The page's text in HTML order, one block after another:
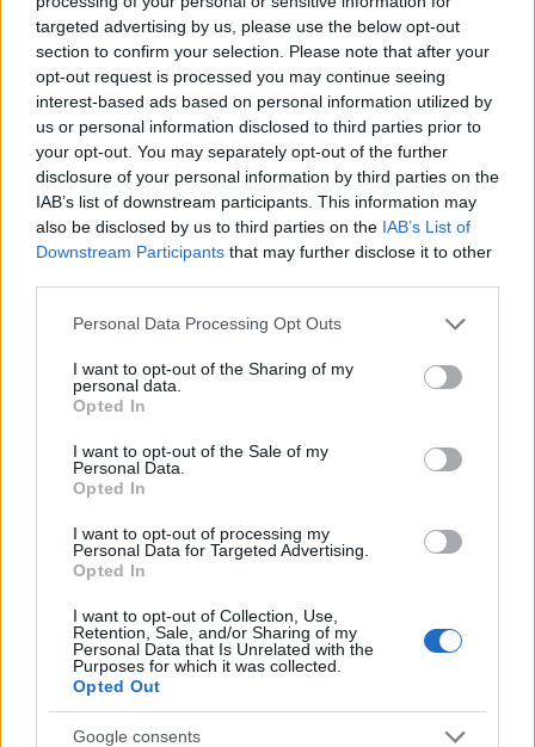
targeted advertising by us, please use the below opt-out
section to confirm your selection. Please note that after your
opt-out request is processed you may continue seeing
interest-based ads based on personal information utilized by
us or personal information disclosed to third parties prior to
your opt-out. You may separately opt-out of the further
disclosure of your personal information by third parties on the
IAB’s list of downstream participants. This information may
also be disclosed by us to third parties on the IAB’s List of
Downstream Participants that may further disclose it to other
Please note that this website/app uses one or more Google
not limited to your visit or usage behaviour. You may click to
grant or deny consent to Google and its third-party tags to
use your data for below specified purposes in below Google
consent section.
Personal Data Processing Opt Outs
I want to opt-out of the Sharing of my
personal data.
Opted In
I want to opt-out of the Sale of my
Personal Data.
Opted In
I want to opt-out of processing my
Personal Data for Targeted Advertising.
Opted In
I want to opt-out of Collection, Use,
Retention, Sale, and/or Sharing of my
Personal Data that Is Unrelated with the
Purposes for which it was collected.
Opted Out
Google consents
Entertainment Weekly-nek megerősítette a
folytatás hírét.
Pratt, aki filmjeinek bevételeit tekintve a
'legjobb befektetésnek' bizonyult
Hollywoodban, ezzel újabb lépést tett abba
az irányba, hogy ez idén se legyen másként. A
Lego-kaland és Galaxis őrzői után most ismét
ő lett egy újabb hatalmas franchise
Jonest a Disney rebootjában.
AJurassic World már a mozikban.
Forrás: Magyar Film Adatbázis
Film Hollywood Pénz Forgatás